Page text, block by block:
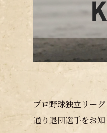
プロ野球独立リー
通り退団選手をお知